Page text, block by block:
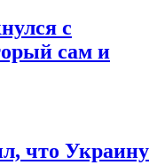
с
сам и
что Украину